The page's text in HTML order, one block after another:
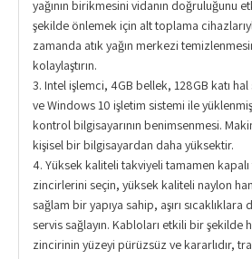
yağının birikmesini vidanın doğruluğunu
şekilde önlemek için alt toplama
zamanda atık yağın merkezi
kolaylaştırın.
3. Intel işlemci, 4GB bellek, 128GB katı hal
ve Windows 10 işletim sistemi ile
kontrol bilgisayarının benimsenmesi.
kişisel bir bilgisayardan daha yüksektir.
4. Yüksek kaliteli takviyeli tamamen
zincirlerini seçin, yüksek kaliteli naylon
sağlam bir yapıya sahip, aşırı sıcaklıklara
servis sağlayın. Kabloları etkili bir şekilde
zincirinin yüzeyi pürüzsüz ve kararlıdır,